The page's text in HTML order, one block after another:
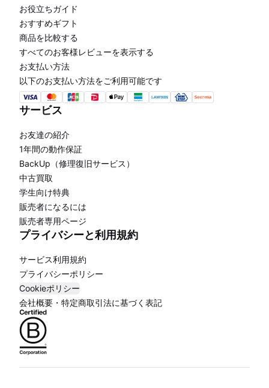
お役立ちガイド
おすすめギフト
商品を比較する
すべてのお客様レビューを表示する
お支払い方法
以下のお支払い方法をご利用可能です
サービス
お友達の紹介
1年間の動作保証
BackUp（修理復旧サービス）
中古買取
学生向け特典
販売者になるには
販売者専用ページ
プライバシーと利用規約
サービス利用規約
プライバシーポリシー
Cookieポリシー
会社概要・特定商取引法に基づく表記